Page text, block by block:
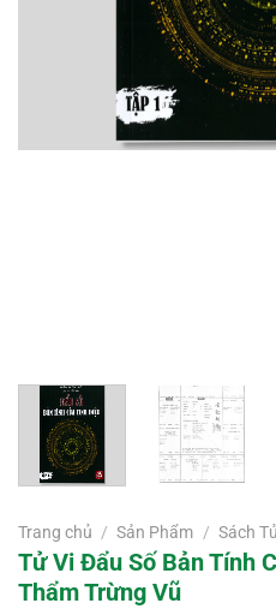
Trang chủ / Sản Phẩm / Sách
Tử Vi Đẩu Số Bản Tính
Thẩm Trừng Vũ